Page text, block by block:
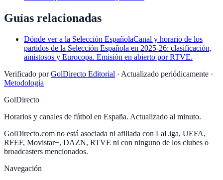
Guías relacionadas
Dónde ver a la Selección EspañolaCanal y horario de los
partidos de la Selección Española en 2025-26: clasificación,
amistosos y Eurocopa. Emisión en abierto por RTVE.
Verificado por GolDirecto Editorial · Actualizado periódicamente ·
Metodología
GolDirecto
Horarios y canales de fútbol en España. Actualizado al minuto.
GolDirecto.com no está asociada ni afiliada con LaLiga, UEFA,
RFEF, Movistar+, DAZN, RTVE ni con ninguno de los clubes o
broadcasters mencionados.
Navegación